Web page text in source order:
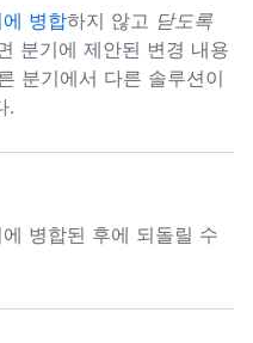
병합하지 않고 닫도록
분기에 제안된 변경 내용
분기에서 다른 솔루션이
.
병합된 후에 되돌릴 수